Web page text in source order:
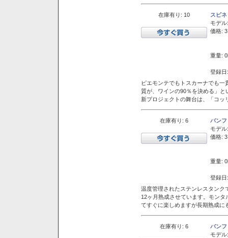
在庫有り: 10
スピ
モデル:
価格:
重量:
登録
ピエモンテでもトスカーナでも
質が、ワインの90％を決める」
新プロジェクトの舞台は、「コ
在庫有り: 6
バン
モデル:
価格:
重量:
登録
温度管理されたステンレスタンク
12ヶ月熟成させています。モン
てすぐに楽しめますが長期熟成に
在庫有り: 6
バン
モデル: